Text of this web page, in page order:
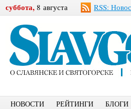
суббота, 8 августа RSS:
НОВОСТИ РЕЙТИНГИ БЛОГИ